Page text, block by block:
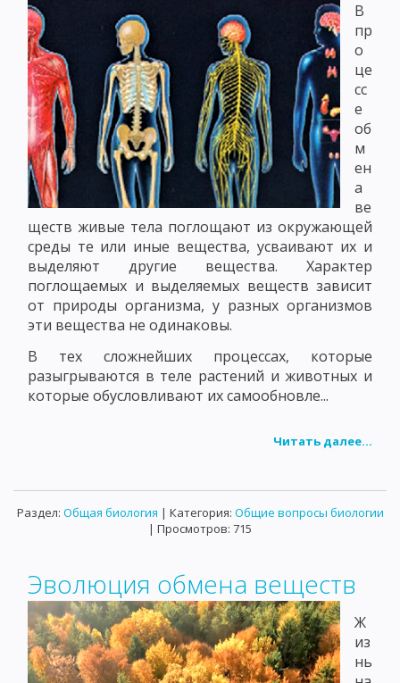
В
пр
о
це
сс
е
об
м
ен
а
ве
ществ живые тела поглощают из окружающей
среды те или иные вещества, усваивают их и
выделяют другие вещества. Характер
поглощаемых и выделяемых веществ зависит
от природы организма, у разных организмов
эти вещества не одинаковы.
В тех сложнейших процессах, которые
разыгрываются в теле растений и животных и
которые обусловливают их самообновле...
Читать далее...
Раздел: Общая биология | Категория: Общие вопросы биологии
| Просмотров: 715
Эволюция обмена веществ
Ж
из
нь